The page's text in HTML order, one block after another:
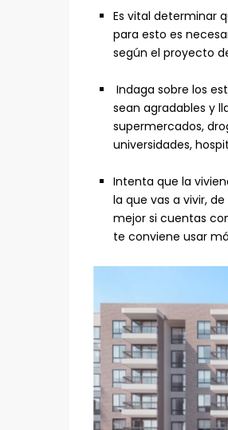
Es vital determinar
para esto es
según el proyecto
Indaga sobre los
sean agradables y
supermercados,
universidades,
Intenta que la
la que vas a vivir,
mejor si cuentas
te conviene usar